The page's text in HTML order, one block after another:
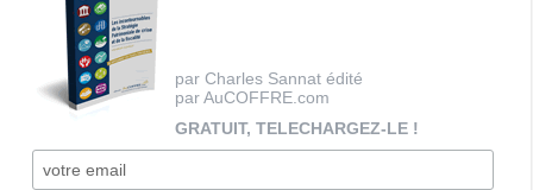
par Charles Sannat édité
par AuCOFFRE.com
GRATUIT, TELECHARGEZ-LE !